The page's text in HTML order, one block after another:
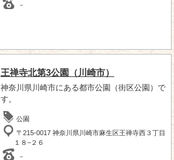
－
王禅寺北第3公園（川崎市）
神奈川県川崎市にある都市公園（街区公園）で
す。
公園
〒215-0017 神奈川県川崎市麻生区王禅寺西３丁目
１８−２６
－